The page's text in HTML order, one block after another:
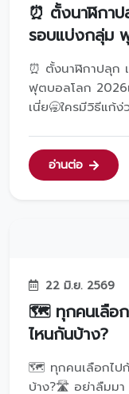
⏰ ตั้งนาฬิกา
รอบแบ่งกลุ่ม
⏰ ตั้งนาฬิกาปลุก
ฟุตบอลโลก 2026
เนี่ย🥱ใครมีวิธีแก้ง่
ทีมชาติญี่ปุ่น🇯🇵สอ
𝟬𝟮-𝟲𝟮𝟵-𝟰𝟬𝟬𝟬𝒍𝒊𝒏𝒆 :
อ่านต่อ
22 มิ.ย. 2569
🗺️ ทุกคนเลือก
ไหนกันบ้าง?
🗺️ ทุกคนเลือกไปกั
บ้าง?🛣️ อย่าลืมมา